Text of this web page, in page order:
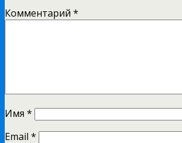
Комментарий *
Имя *
Email *